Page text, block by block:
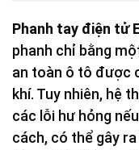
Phanh tay điện tử
phanh chỉ bằng
an toàn ô tô được
khí. Tuy nhiên, hệ
các lỗi hư hỏng
cách, có thể gây